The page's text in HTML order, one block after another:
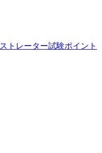
トレーター試験ポイント